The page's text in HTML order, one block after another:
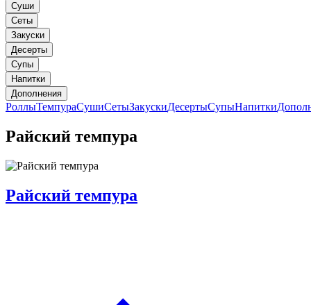
Суши
Сеты
Закуски
Десерты
Супы
Напитки
Дополнения
РоллыТемпураСушиСетыЗакускиДесертыСупыНапитки
Райский темпура
Райский темпура